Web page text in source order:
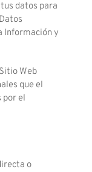
datos para
Información y
Web
que el
por el
o